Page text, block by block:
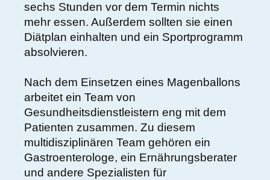
sechs Stunden vor dem Termin nichts
mehr essen. Außerdem sollten sie einen
Diätplan einhalten und ein Sportprogramm
absolvieren.
Nach dem Einsetzen eines Magenballons
arbeitet ein Team von
Gesundheitsdienstleistern eng mit dem
Patienten zusammen. Zu diesem
multidisziplinären Team gehören ein
Gastroenterologe, ein Ernährungsberater
und andere Spezialisten für